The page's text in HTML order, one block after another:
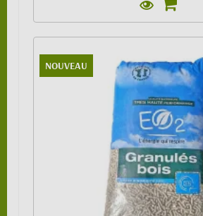
NOUVEAU